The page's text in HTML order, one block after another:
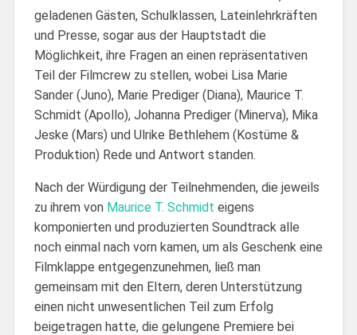
geladenen Gästen, Schulklassen, Lateinlehrkräften
und Presse, sogar aus der Hauptstadt die
Möglichkeit, ihre Fragen an einen repräsentativen
Teil der Filmcrew zu stellen, wobei Lisa Marie
Sander (Juno), Marie Prediger (Diana), Maurice T.
Schmidt (Apollo), Johanna Prediger (Minerva), Mika
Jeske (Mars) und Ulrike Bethlehem (Kostüme &
Produktion) Rede und Antwort standen.
Nach der Würdigung der Teilnehmenden, die jeweils
zu ihrem von Maurice T. Schmidt eigens
komponierten und produzierten Soundtrack alle
noch einmal nach vorn kamen, um als Geschenk eine
Filmklappe entgegenzunehmen, ließ man
gemeinsam mit den Eltern, deren Unterstützung
einen nicht unwesentlichen Teil zum Erfolg
beigetragen hatte, die gelungene Premiere bei